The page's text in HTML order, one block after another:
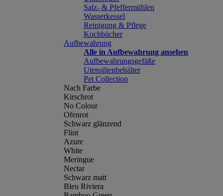
Salz- & Pfeffermühlen
Wasserkessel
Reinigung & Pflege
Kochbücher
Aufbewahrung
Alle in Aufbewahrung ansehen
Aufbewahrungsgefäße
Utensilienbehälter
Pet Collection
Nach Farbe
Kirschrot
No Colour
Ofenrot
Schwarz glänzend
Flint
Azure
White
Meringue
Nectar
Schwarz matt
Bleu Riviera